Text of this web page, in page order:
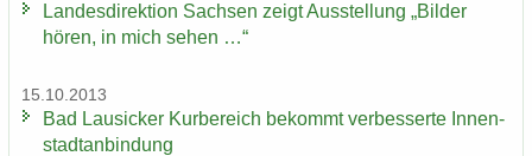
Lan­des­di­rek­ti­on Sach­sen zeigt Aus­stel­lung „Bil­der
hören, in mich sehen …“
15.10.2013
Bad Lau­si­cker Kur­be­reich be­kommt ver­bes­ser­te In­nen­
stadt­an­bin­dung